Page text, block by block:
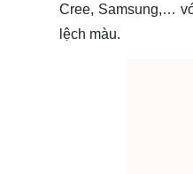
Cree, Samsung,…
lệch màu.